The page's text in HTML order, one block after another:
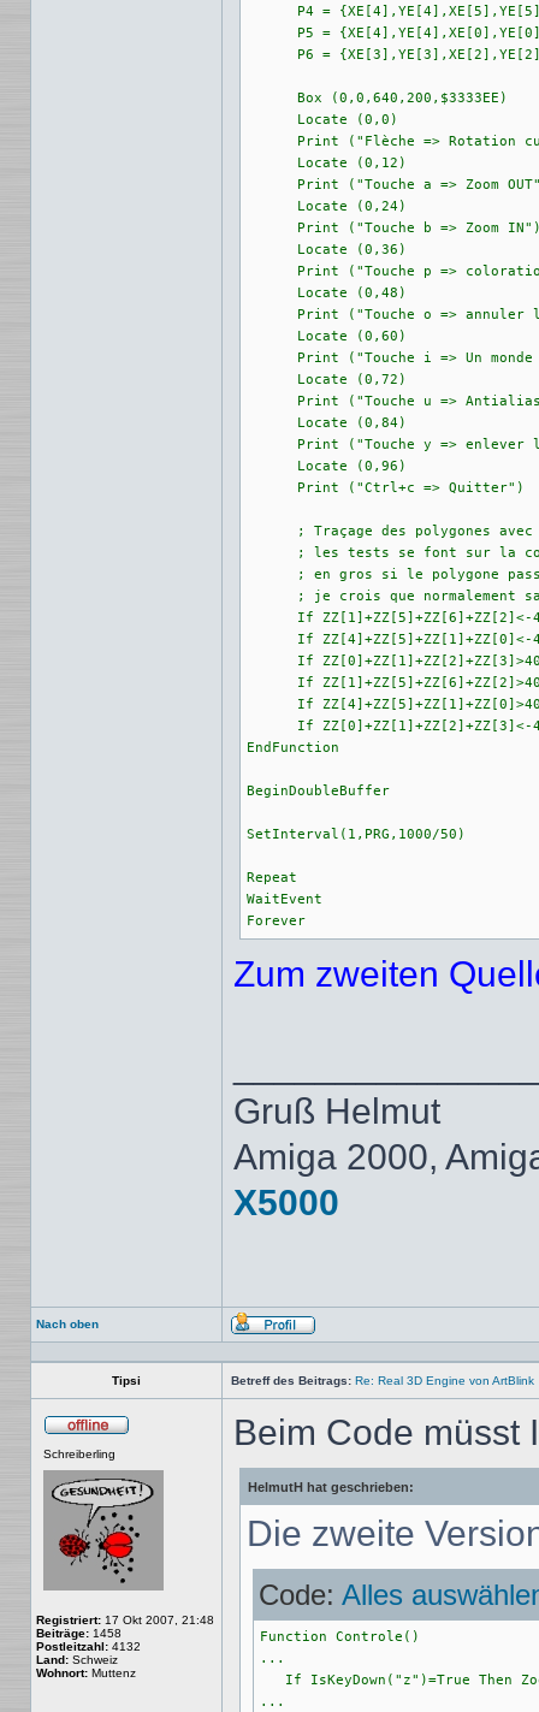
P4 =
P5 =
P6 =
      Box (0,0,640,200,$3333EE)
      Locate (0,0)
Print ("Flèche => Rotation
      Locate (0,12)
Print ("Touche a => Zoom
      Locate (0,24)
Print ("Touche b => Zoom
      Locate (0,36)
Print ("Touche p =>
      Locate (0,48)
Print ("Touche o => annuler
      Locate (0,60)
Print ("Touche i => Un monde
      Locate (0,72)
Print ("Touche u =>
      Locate (0,84)
Print ("Touche y => enlever
      Locate (0,96)
      Print ("Ctrl+c => Quitter")
; Traçage des polygones avec
; les tests se font sur la
; en gros si le polygone
; je crois que normalement
If
If
If
If
If
If
EndFunction
BeginDoubleBuffer
SetInterval(1,PRG,1000/50)
Repeat
WaitEvent
Forever
Zum zweiten
Gruß Helmut
Amiga 2000,
X5000
Nach oben
Profil
Tipsi Betreff des Beitrags: Re: Real 3D Engine von ArtBlink
Schreiberling
Registriert: 17 Okt 2007, 21:48
Beiträge: 1458
Postleitzahl: 4132
Land: Schweiz
Wohnort: Muttenz
Beim Code müsst
HelmutH hat geschrieben:
Die zweite
Code: Alles
Function Controle()
...
If IsKeyDown("z")=True Then
...